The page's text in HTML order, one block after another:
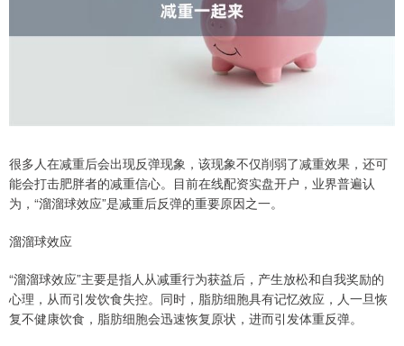
很多人在减重后会出现反弹现象，该现象不仅削弱了减重效果，还可
能会打击肥胖者的减重信心。目前在线配资实盘开户，业界普遍认
为，“溜溜球效应”是减重后反弹的重要原因之一。
溜溜球效应
“溜溜球效应”主要是指人从减重行为获益后，产生放松和自我奖励的
心理，从而引发饮食失控。同时，脂肪细胞具有记忆效应，人一旦恢
复不健康饮食，脂肪细胞会迅速恢复原状，进而引发体重反弹。